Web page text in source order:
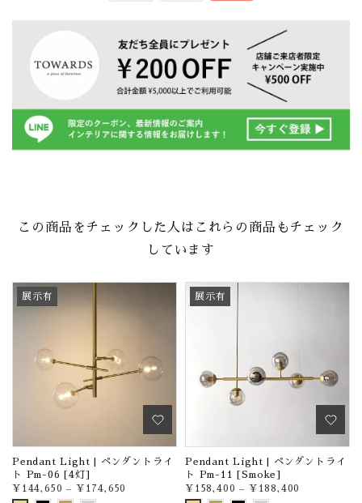
この商品をチェックした人はこれらの商品もチェック
しています
展示有
Pendant Light | ペンダントライ
ト Pm-06 [4灯]
¥144,650– ¥174,650
展示有
Pendant Light | ペンダントライ
ト Pm-11 [Smoke]
¥158,400– ¥188,400